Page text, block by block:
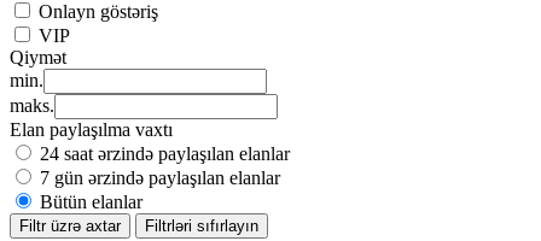
Onlayn göstəriş
VIP
Qiymət
min.
maks.
Elan paylaşılma vaxtı
24 saat ərzində paylaşılan elanlar
7 gün ərzində paylaşılan elanlar
Bütün elanlar
Filtr üzrə axtar Filtrləri sıfırlayın